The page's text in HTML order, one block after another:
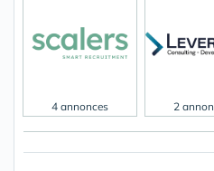
4 annonces 2